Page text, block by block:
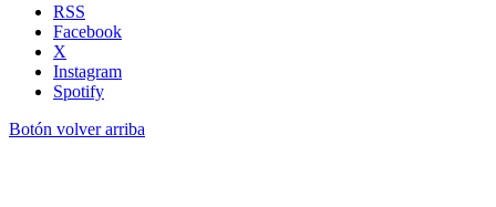
RSS
Facebook
X
Instagram
Spotify
Botón volver arriba